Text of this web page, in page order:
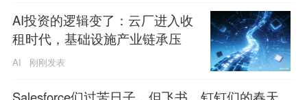
AI投资的逻辑变了：云厂进入收
租时代，基础设施产业链承压
AI 刚刚发表